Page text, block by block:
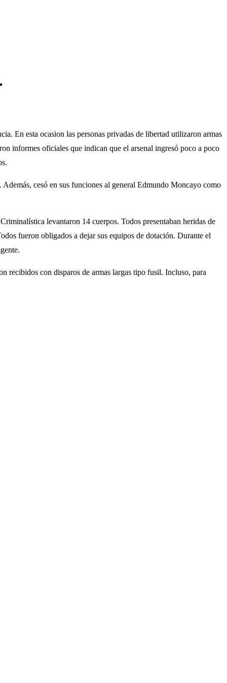
En esta ocasion las personas privadas de libertad utilizaron armas
informes oficiales que indican que el arsenal ingresó poco a poco
cesó en sus funciones al general Edmundo Moncayo como
levantaron 14 cuerpos. Todos presentaban heridas de
fueron obligados a dejar sus equipos de dotación. Durante el
recibidos con disparos de armas largas tipo fusil. Incluso, para